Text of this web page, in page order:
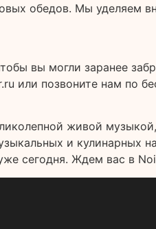
обедов. Мы уделяем
вы могли заранее
или позвоните нам по
живой
и кулинарных
сегодня. Ждем вас в